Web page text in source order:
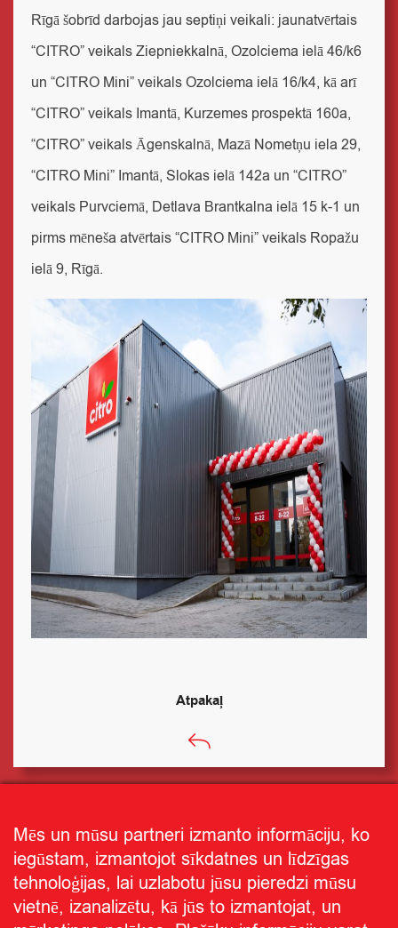
Rīgā šobrīd darbojas jau septiņi veikali: jaunatvērtais
“CITRO” veikals Ziepniekkalnā, Ozolciema ielā 46/k6
un “CITRO Mini” veikals Ozolciema ielā 16/k4, kā arī
“CITRO” veikals Imantā, Kurzemes prospektā 160a,
“CITRO” veikals Āgenskalnā, Mazā Nometņu iela 29,
“CITRO Mini” Imantā, Slokas ielā 142a un “CITRO”
veikals Purvciemā, Detlava Brantkalna ielā 15 k-1 un
pirms mēneša atvērtais “CITRO Mini” veikals Ropažu
ielā 9, Rīgā.
Atpakaļ
Mēs un mūsu partneri izmanto informāciju, ko
iegūstam, izmantojot sīkdatnes un līdzīgas
tehnoloģijas, lai uzlabotu jūsu pieredzi mūsu
vietnē, izanalizētu, kā jūs to izmantojat, un